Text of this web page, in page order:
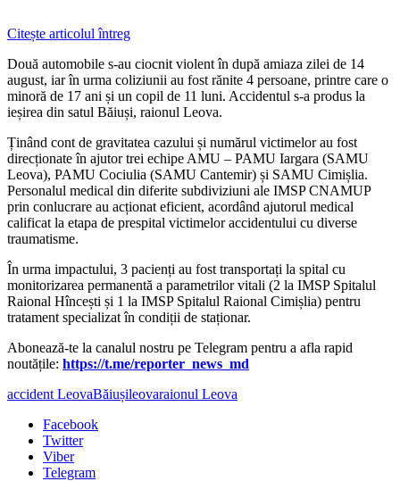
Citește articolul întreg
Două automobile s-au ciocnit violent în după amiaza zilei de 14
august, iar în urma coliziunii au fost rănite 4 persoane, printre care o
minoră de 17 ani și un copil de 11 luni. Accidentul s-a produs la
ieșirea din satul Băiuși, raionul Leova.
Ținând cont de gravitatea cazului și numărul victimelor au fost
direcționate în ajutor trei echipe AMU – PAMU Iargara (SAMU
Leova), PAMU Cociulia (SAMU Cantemir) și SAMU Cimișlia.
Personalul medical din diferite subdiviziuni ale IMSP CNAMUP
prin conlucrare au acționat eficient, acordând ajutorul medical
calificat la etapa de prespital victimelor accidentului cu diverse
traumatisme.
În urma impactului, 3 pacienți au fost transportați la spital cu
monitorizarea permanentă a parametrilor vitali (2 la IMSP Spitalul
Raional Hîncești și 1 la IMSP Spitalul Raional Cimișlia) pentru
tratament specializat în condiții de staționar.
‍Abonează-te la canalul nostru pe Telegram pentru a afla rapid
noutățile: https://t.me/reporter_news_md
accident LeovaBăiușileovaraionul Leova
Facebook
Twitter
Viber
Telegram